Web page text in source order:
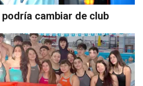
cambiar de club